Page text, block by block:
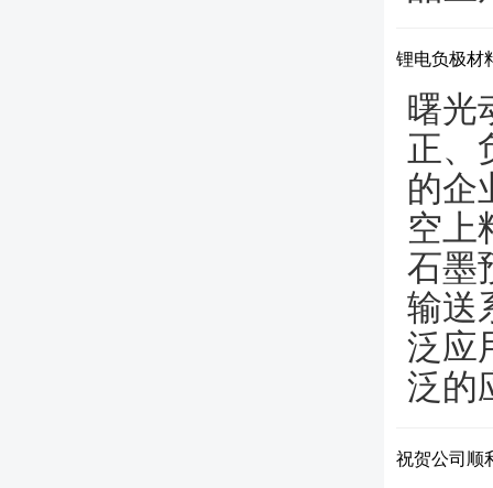
锂电负极材
曙光
正、
的企
空上
石墨
输送
泛应
泛的
祝贺公司顺